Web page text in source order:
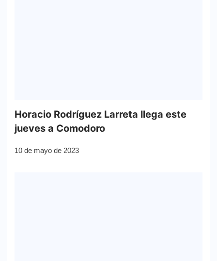
Horacio Rodríguez Larreta llega este
jueves a Comodoro
10 de mayo de 2023